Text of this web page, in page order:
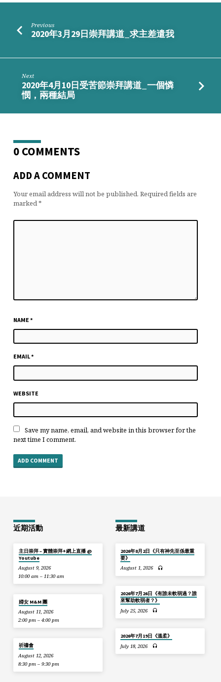
Previous
2020年3月29日崇拜講道_求主差遣我
Next
2020年4月10日受苦節崇拜講道_一個憐
憫，兩種結局
0 COMMENTS
ADD A COMMENT
Your email address will not be published. Required fields are
marked*
NAME *
EMAIL*
WEBSITE
Save my name, email, and website in this browser for the
next time I comment.
近期活動
主日崇拜 – 實體崇拜+網上直播 @
Youtube
August 9, 2026
10:00 am – 11:30 am
婦女 M&M 團
August 11, 2026
2:00 pm – 4:00 pm
祈禱會
August 12, 2026
8:30 pm – 9:30 pm
最新講道
2026年8月2日《只有神先至係最重
要》
August 1, 2026
2026年7月26日《有誰未軟弱過？誰
來幫助軟弱者？》
July 25, 2026
2026年7月19日《溫柔》
July 18, 2026